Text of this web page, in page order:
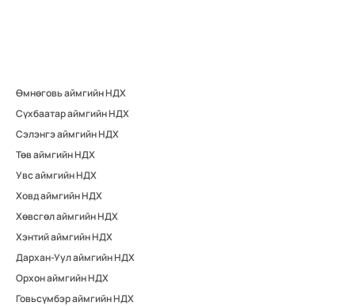
Өмнөговь аймгийн НДХ
Сүхбаатар аймгийн НДХ
Сэлэнгэ аймгийн НДХ
Төв аймгийн НДХ
Увс аймгийн НДХ
Ховд аймгийн НДХ
Хөвсгөл аймгийн НДХ
Хэнтий аймгийн НДХ
Дархан-Уул аймгийн НДХ
Орхон аймгийн НДХ
Говьсүмбэр аймгийн НДХ